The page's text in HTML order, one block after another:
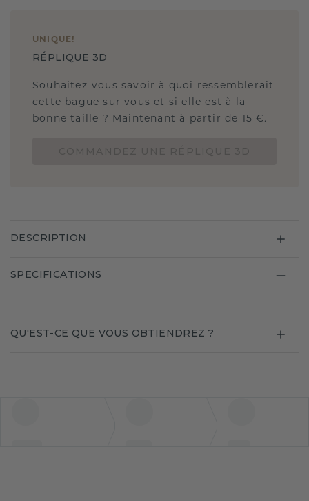
UNIQUE !
RÉPLIQUE 3D
Souhaitez-vous savoir à quoi ressemblerait
cette bague sur vous et si elle est à la
bonne taille ? Maintenant à partir de 15 €.
DESCRIPTION
SPECIFICATIONS
QU'EST-CE QUE VOUS OBTIENDREZ ?